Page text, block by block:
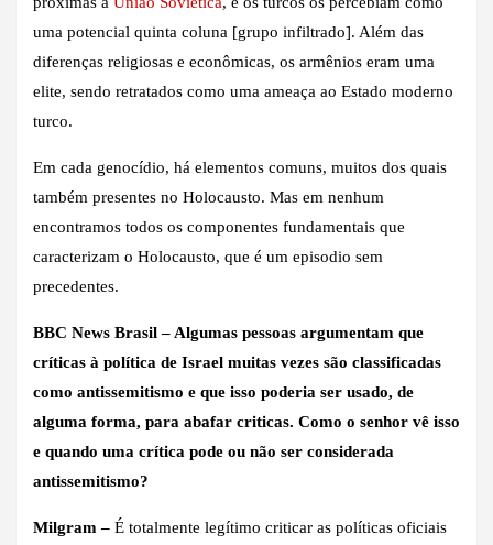
uma potencial quinta coluna [grupo infiltrado]. Além das
diferenças religiosas e econômicas, os armênios eram uma
elite, sendo retratados como uma ameaça ao Estado moderno
turco.
Em cada genocídio, há elementos comuns, muitos dos quais
também presentes no Holocausto. Mas em nenhum
encontramos todos os componentes fundamentais que
caracterizam o Holocausto, que é um episodio sem
precedentes.
BBC News Brasil – Algumas pessoas argumentam que
críticas à política de Israel muitas vezes são classificadas
como antissemitismo e que isso poderia ser usado, de
alguma forma, para abafar criticas. Como o senhor vê isso
e quando uma crítica pode ou não ser considerada
antissemitismo?
Milgram – É totalmente legítimo criticar as políticas oficiais